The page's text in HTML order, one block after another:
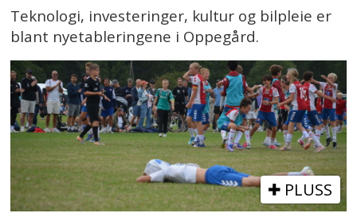
Teknologi, investeringer, kultur og bilpleie er
blant nyetableringene i Oppegård.
PLUSS